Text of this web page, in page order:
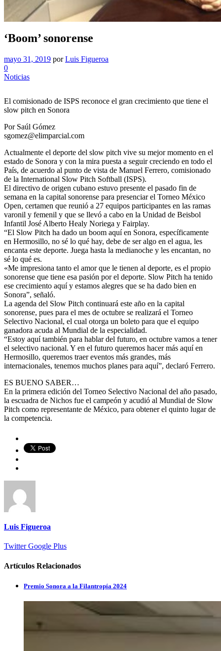
‘Boom’ sonorense
mayo 31, 2019 porLuis Figueroa
0
Noticias
El comisionado de ISPS reconoce el gran crecimiento que tiene el
slow pitch en Sonora
Por Saúl Gómez
sgomez@elimparcial.com
Actualmente el deporte del slow pitch vive su mejor momento en el
estado de Sonora y con la mira puesta a seguir creciendo en todo el
País, de acuerdo al punto de vista de Manuel Ferrero, comisionado
de la International Slow Pitch Softball (ISPS).
El directivo de origen cubano estuvo presente el pasado fin de
semana en la capital sonorense para presenciar el Torneo México
Open, certamen que reunió a 27 equipos participantes en las ramas
varonil y femenil y que se llevó a cabo en la Unidad de Beisbol
Infantil José Alberto Healy Noriega y Fairplay.
“El Slow Pitch ha dado un boom aquí en Sonora, específicamente
en Hermosillo, no sé lo qué hay, debe de ser algo en el agua, les
encanta este deporte. Juega hasta la medianoche y les encantan, no
sé lo qué es.
«Me impresiona tanto el amor que le tienen al deporte, es el propio
sonorense que tiene esa pasión por el deporte. Slow Pitch ha tenido
ese crecimiento aquí y estamos alegres que se ha dado bien en
Sonora”, señaló.
La agenda del Slow Pitch continuará este año en la capital
sonorense, pues para el mes de octubre se realizará el Torneo
Selectivo Nacional, el cual otorga un boleto para que el equipo
ganadora acuda al Mundial de la especialidad.
“Estoy aquí también para hablar del futuro, en octubre vamos a tener
el selectivo nacional. Y en el futuro queremos hacer más aquí en
Hermosillo, queremos traer eventos más grandes, más
internacionales, tenemos muchos planes para aquí”, declaró Ferrero.
ES BUENO SABER…
En la primera edición del Torneo Selectivo Nacional del año pasado,
la escuadra de Nichos fue el campeón y acudió al Mundial de Slow
Pitch como representante de México, para obtener el quinto lugar de
la competencia.
Luis Figueroa
TwitterGoogle Plus
Artículos Relacionados
Premio Sonora a la Filantropía 2024